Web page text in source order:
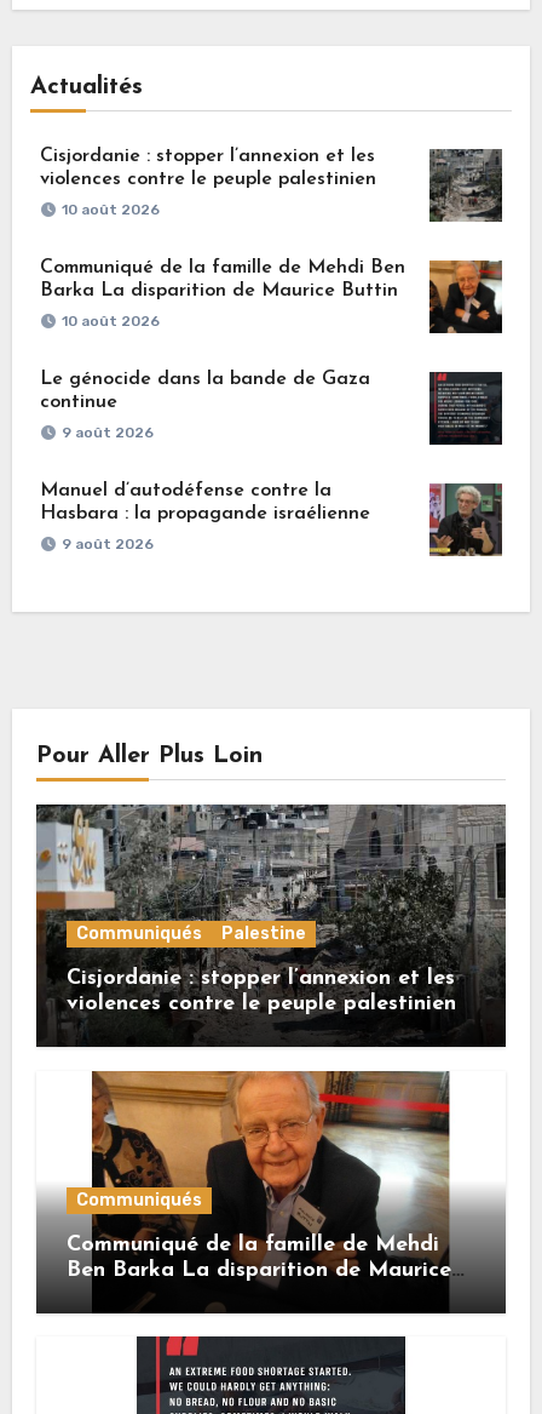
Actualités
Cisjordanie : stopper l’annexion et les
violences contre le peuple palestinien
10 août 2026
Communiqué de la famille de Mehdi Ben
Barka La disparition de Maurice Buttin
10 août 2026
Le génocide dans la bande de Gaza
continue
9 août 2026
Manuel d’autodéfense contre la
Hasbara : la propagande israélienne
9 août 2026
Pour Aller Plus Loin
Communiqués Palestine
Cisjordanie : stopper l’annexion et les
violences contre le peuple palestinien
Communiqués
Communiqué de la famille de Mehdi
Ben Barka La disparition de Maurice